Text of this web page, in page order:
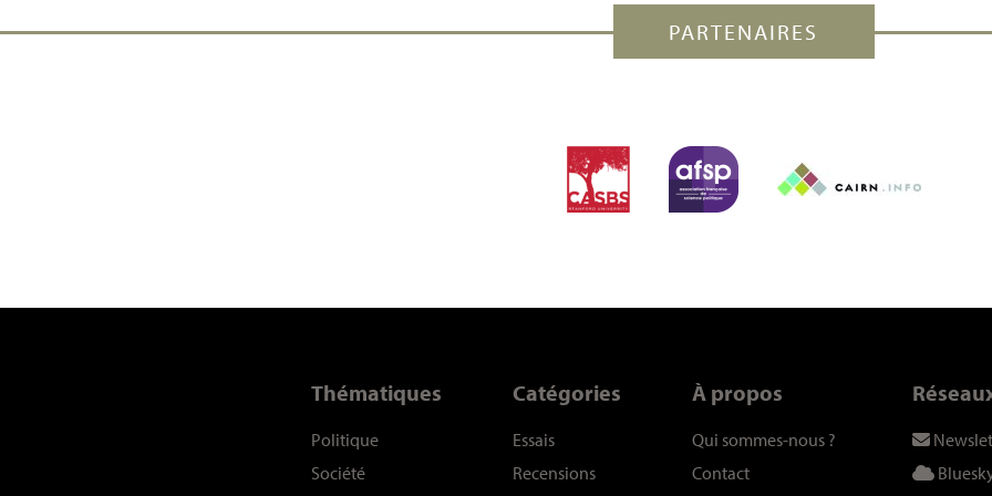
PARTENAIRES
Thématiques
Politique
Société
Catégories
Essais
Recensions
À propos
Qui sommes-nous ?
Contact